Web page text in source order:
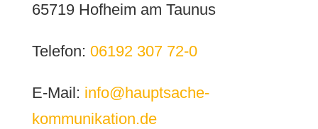
65719 Hofheim am Taunus
Telefon: 06192 307 72-0
E-Mail: info@hauptsache-
kommunikation.de